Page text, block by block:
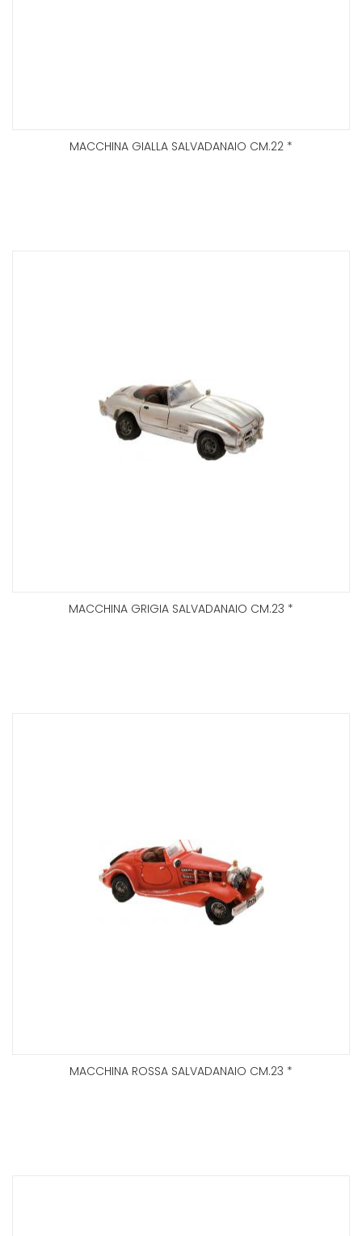
MACCHINA GIALLA SALVADANAIO CM.22 *
MACCHINA GRIGIA SALVADANAIO CM.23 *
MACCHINA ROSSA SALVADANAIO CM.23 *